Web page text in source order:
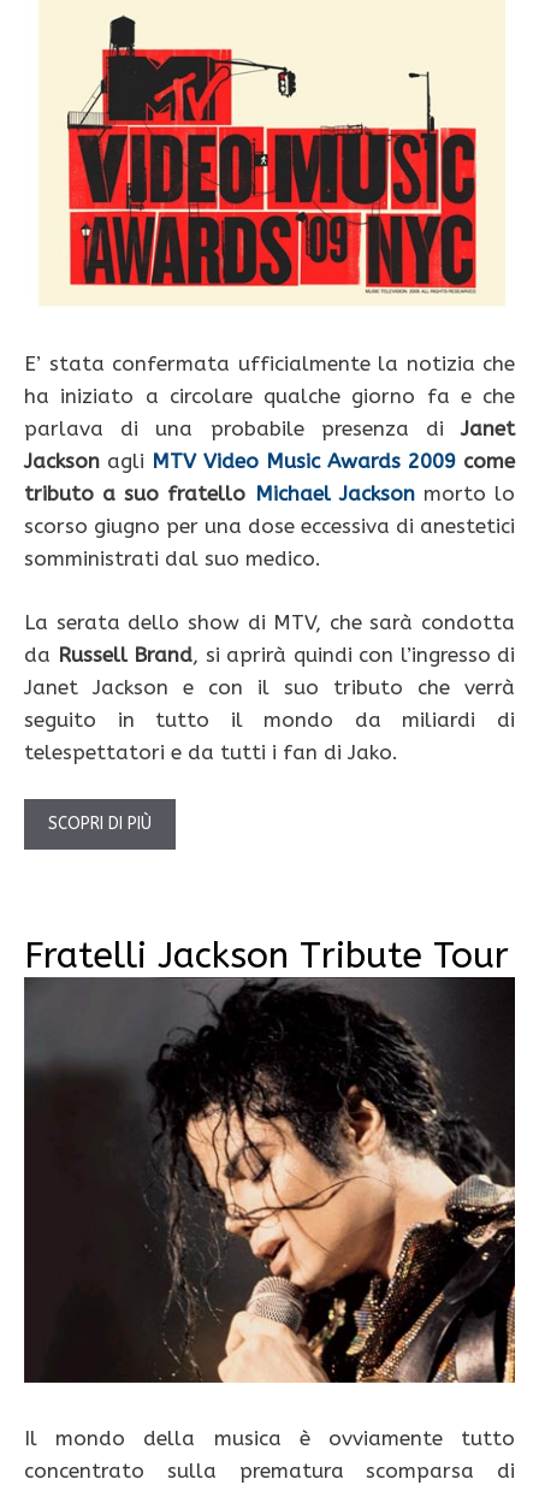
E’ stata confermata ufficialmente la notizia che
ha iniziato a circolare qualche giorno fa e che
parlava di una probabile presenza diJanet
Jackson agli MTV Video Music Awards 2009 come
tributo a suo fratello Michael Jacksonmorto lo
scorso giugno per una dose eccessiva di anestetici
somministrati dal suo medico.
La serata dello show di MTV, che sarà condotta
da Russell Brand, si aprirà quindi con l’ingresso di
Janet Jackson e con il suo tributo che verrà
seguito in tutto il mondo da miliardi di
telespettatori e da tutti i fan di Jako.
SCOPRI DI PIÙ
Fratelli Jackson Tribute Tour
Il mondo della musica è ovviamente tutto
concentrato sulla prematura scomparsa di